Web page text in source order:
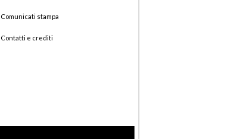
Comunicati stampa
Contatti e crediti